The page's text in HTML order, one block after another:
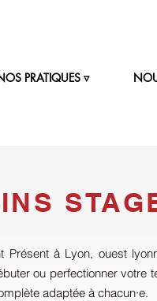
PRATIQUES ▿
à Lyon, ouest
ou perfectionner votre
adaptée à chacun·e.